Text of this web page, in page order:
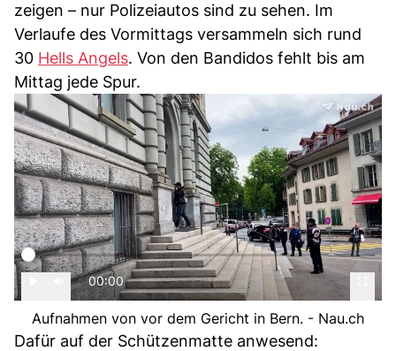
zeigen – nur Polizeiautos sind zu sehen. Im
Verlaufe des Vormittags versammeln sich rund
30 Hells Angels. Von den Bandidos fehlt bis am
Mittag jede Spur.
00:00
Aufnahmen von vor dem Gericht in Bern. - Nau.ch
Dafür auf der Schützenmatte anwesend: